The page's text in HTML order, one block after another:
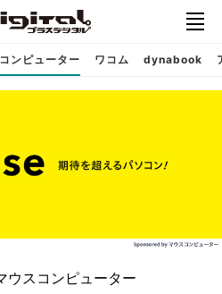
ンピューター ワコム dynabook
ウスコンピューター